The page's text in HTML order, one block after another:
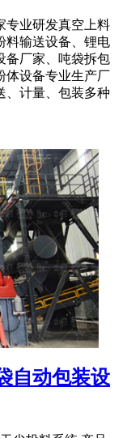
专业研发真空上料
料输送设备、锂电
备厂家、吨袋拆包
体设备专业生产厂
、计量、包装多种
自动包装设